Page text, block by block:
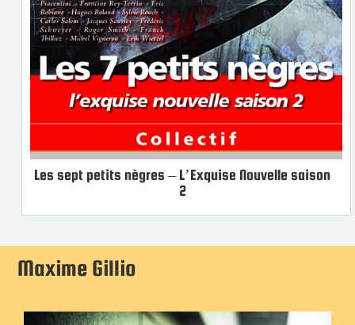
Les sept petits nègres – L’Exquise Nouvelle saison
2
Maxime Gillio